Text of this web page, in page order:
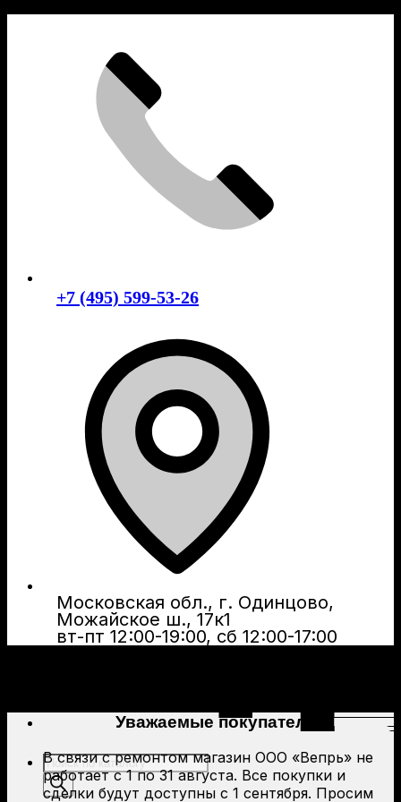
+7 (495) 599-53-26
Московская обл., г. Одинцово,
Можайское ш., 17к1
вт-пт 12:00-19:00, сб 12:00-17:00
Поиск
товаров
Уважаемые покупатели!
В связи с ремонтом магазин ООО «Вепрь» не
работает с 1 по 31 августа. Все покупки и
сделки будут доступны с 1 сентября. Просим